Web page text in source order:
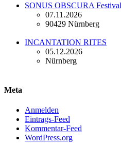
SONUS OBSCURA Festival
07.11.2026
90429 Nürnberg
INCANTATION RITES
05.12.2026
Nürnberg
Meta
Anmelden
Eintrags-Feed
Kommentar-Feed
WordPress.org